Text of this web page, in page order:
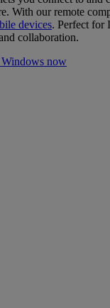
With our remote
devices. Perfect for
collaboration.
Windows now